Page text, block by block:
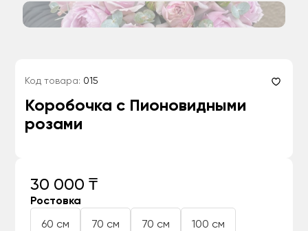
Код товара: 015
Коробочка с Пионовидными
розами
30 000 ₸
Ростовка
60 см 70 см 70 см 100 см